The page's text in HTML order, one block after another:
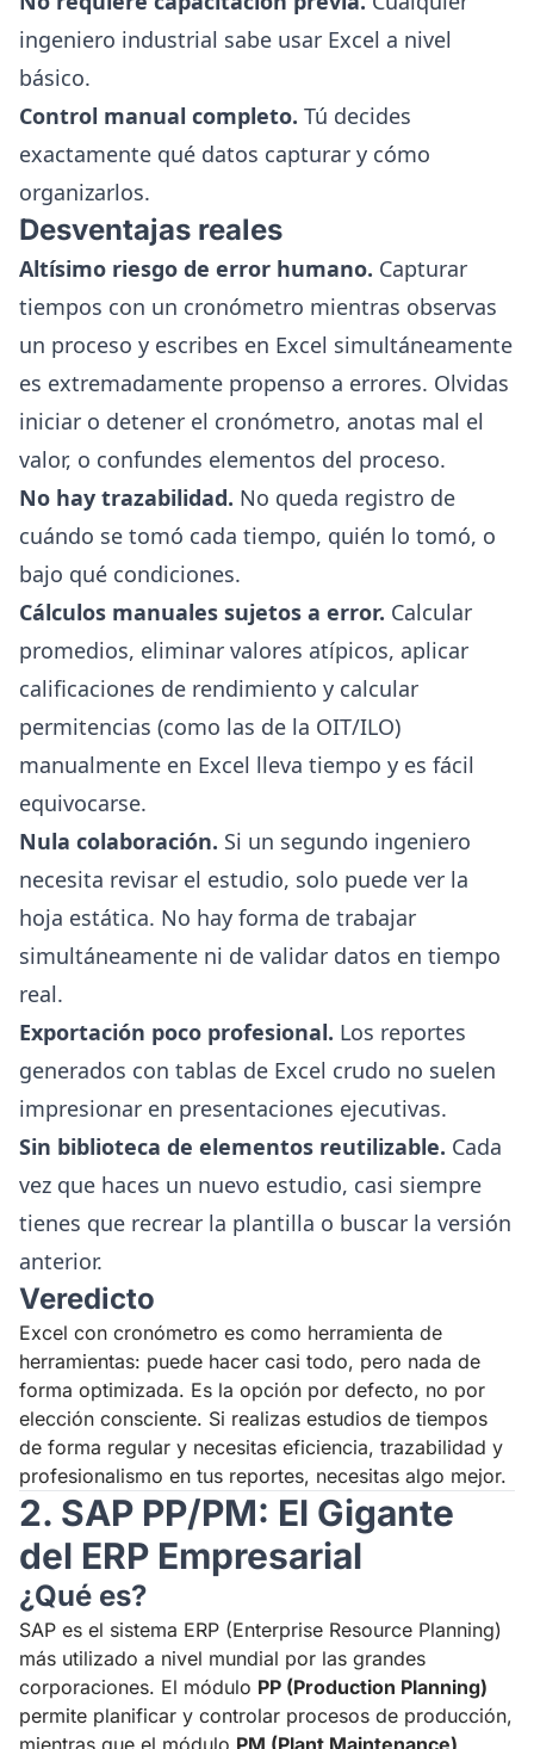
ingeniero industrial sabe usar Excel a nivel
básico.
Control manual completo. Tú decides
exactamente qué datos capturar y cómo
organizarlos.
Desventajas reales
Altísimo riesgo de error humano. Capturar
tiempos con un cronómetro mientras observas
un proceso y escribes en Excel simultáneamente
es extremadamente propenso a errores. Olvidas
iniciar o detener el cronómetro, anotas mal el
valor, o confundes elementos del proceso.
No hay trazabilidad. No queda registro de
cuándo se tomó cada tiempo, quién lo tomó, o
bajo qué condiciones.
Cálculos manuales sujetos a error. Calcular
promedios, eliminar valores atípicos, aplicar
calificaciones de rendimiento y calcular
permitencias (como las de la OIT/ILO)
manualmente en Excel lleva tiempo y es fácil
equivocarse.
Nula colaboración. Si un segundo ingeniero
necesita revisar el estudio, solo puede ver la
hoja estática. No hay forma de trabajar
simultáneamente ni de validar datos en tiempo
real.
Exportación poco profesional. Los reportes
generados con tablas de Excel crudo no suelen
impresionar en presentaciones ejecutivas.
Sin biblioteca de elementos reutilizable. Cada
vez que haces un nuevo estudio, casi siempre
tienes que recrear la plantilla o buscar la versión
anterior.
Veredicto
Excel con cronómetro es como herramienta de
herramientas: puede hacer casi todo, pero nada de
forma optimizada. Es la opción por defecto, no por
elección consciente. Si realizas estudios de tiempos
de forma regular y necesitas eficiencia, trazabilidad y
profesionalismo en tus reportes, necesitas algo mejor.
2. SAP PP/PM: El Gigante
del ERP Empresarial
¿Qué es?
SAP es el sistema ERP (Enterprise Resource Planning)
más utilizado a nivel mundial por las grandes
corporaciones. El módulo PP (Production Planning)
permite planificar y controlar procesos de producción,
mientras que el módulo PM (Plant Maintenance)